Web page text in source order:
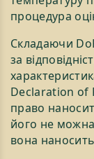
процедура
Складаючи
за
Declaration of
право
його не
вона